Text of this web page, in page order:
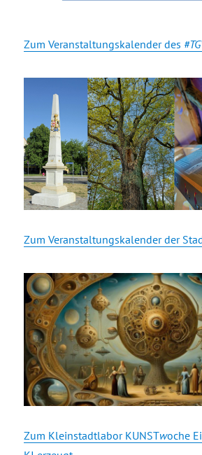
Zum Veranstaltungskalender des
Zum Veranstaltungskalender der
Zum Kleinstadtlabor KUNSTwoche